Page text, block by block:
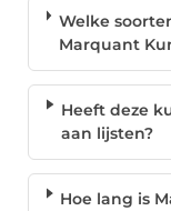
Welke
Marquant
Heeft deze
aan lijsten?
Hoe lang is